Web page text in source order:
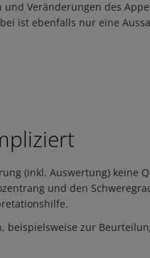
Veränderungen des
ist ebenfalls nur eine
(inkl. Auswertung) keine
und den
beispielsweise zur